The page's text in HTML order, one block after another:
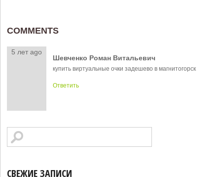
COMMENTS
5 лет ago
Шевченко Роман Витальевич
купить виртуальные очки задешево в магнитогорск
Ответить
СВЕЖИЕ ЗАПИСИ